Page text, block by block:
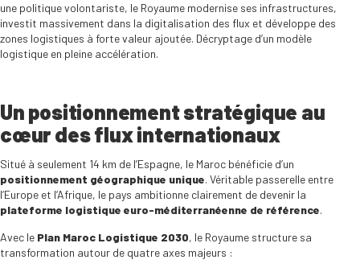
une politique volontariste, le Royaume modernise ses infrastructures,
investit massivement dans la digitalisation des flux et développe des
zones logistiques à forte valeur ajoutée. Décryptage d’un modèle
logistique en pleine accélération.
Un positionnement stratégique au
cœur des flux internationaux
Situé à seulement 14 km de l’Espagne, le Maroc bénéficie d’un
positionnement géographique unique. Véritable passerelle entre
l’Europe et l’Afrique, le pays ambitionne clairement de devenir la
plateforme logistique euro-méditerranéenne de référence.
Avec le Plan Maroc Logistique 2030, le Royaume structure sa
transformation autour de quatre axes majeurs :